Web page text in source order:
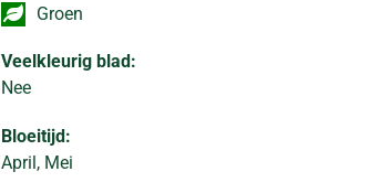
Groen
Veelkleurig blad:
Nee
Bloeitijd:
April, Mei